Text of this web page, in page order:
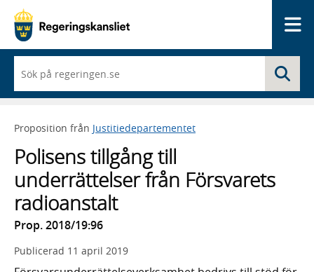
du
börjar
skriva
framträder
lista
med
sökförslag
Proposition från Justitiedepartementet
Polisens tillgång till
underrättelser från Försvarets
radioanstalt
Prop. 2018/19:96
Publicerad 11 april 2019